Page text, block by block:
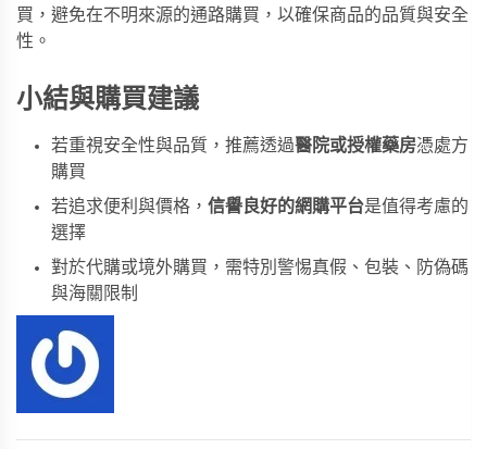
買，避免在不明來源的通路購買，以確保商品的品質與安全
性。
小結與購買建議
若重視安全性與品質，推薦透過醫院或授權藥房憑處方
購買
若追求便利與價格， 信譽良好的網購平台是值得考慮的
選擇
對於代購或境外購買，需特別警惕真假、包裝、防偽碼
與海關限制